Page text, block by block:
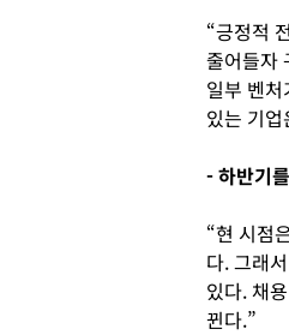
“긍정적
줄어들자
일부 벤
있는 기
- 하반기
“현 시점
다. 그래
있다. 채
뀐다.”